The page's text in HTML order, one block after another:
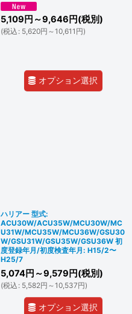
5,109 円 ～9,646 円(税別)
(税込 : 5,620円 ～10,611 円)
オプション選択
ハリアー 型式:
ACU30W/ACU35W/MCU30W/MC
U31W/MCU35W/MCU36W/GSU30
W/GSU31W/GSU35W/GSU36W 初
度登録年月/初度検査年月: H15/2〜
H25/7
5,074円 ～9,579 円(税別)
(税込 : 5,582円 ～10,537円)
オプション選択